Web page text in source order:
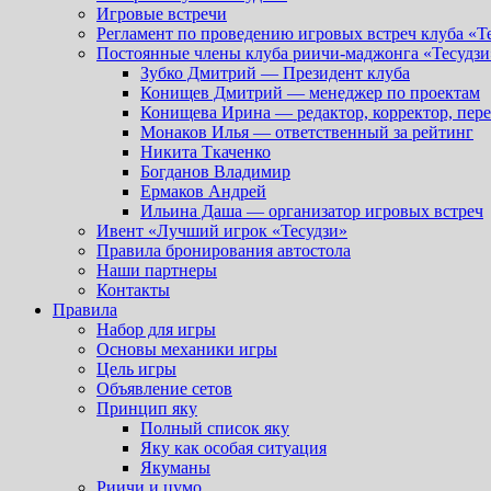
Игровые встречи
Регламент по проведению игровых встреч клуба
Постоянные члены клуба риичи-маджонга
Зубко Дмитрий — Президент клуба
Конищев Дмитрий — менеджер по проектам
Конищева Ирина — редактор, корректор,
Монаков Илья — ответственный за рейтинг
Никита Ткаченко
Богданов Владимир
Ермаков Андрей
Ильина Даша — организатор игровых встреч
Ивент «Лучший игрок «Тесудзи»
Правила бронирования автостола
Наши партнеры
Контакты
Правила
Набор для игры
Основы механики игры
Цель игры
Объявление сетов
Принцип яку
Полный список яку
Яку как особая ситуация
Якуманы